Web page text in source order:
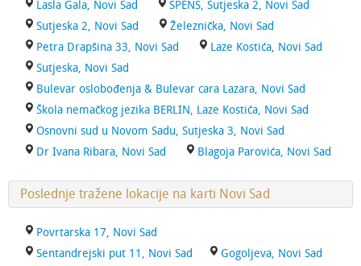
Lasla Gala, Novi Sad
SPENS, Sutjeska 2, Novi Sad
Sutjeska 2, Novi Sad
Železnička, Novi Sad
Petra Drapšina 33, Novi Sad
Laze Kostića, Novi Sad
Sutjeska, Novi Sad
Bulevar oslobođenja & Bulevar cara Lazara, Novi Sad
Škola nemačkog jezika BERLIN, Laze Kostića, Novi Sad
Osnovni sud u Novom Sadu, Sutjeska 3, Novi Sad
Dr Ivana Ribara, Novi Sad
Blagoja Parovića, Novi Sad
Poslednje tražene lokacije na karti Novi Sad
Povrtarska 17, Novi Sad
Sentandrejski put 11, Novi Sad
Gogoljeva, Novi Sad